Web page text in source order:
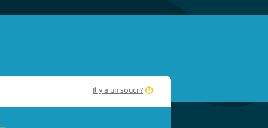
Il y a un souci ?